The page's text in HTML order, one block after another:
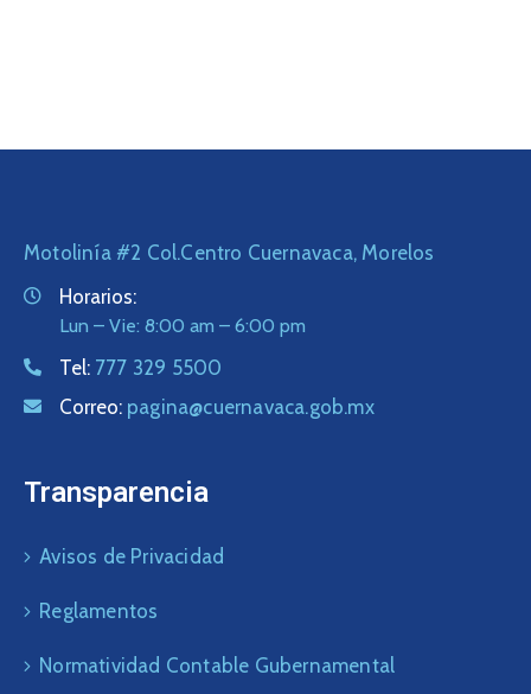
Motolinía #2 Col.Centro Cuernavaca, Morelos
Horarios:
Lun – Vie: 8:00 am – 6:00 pm
Tel: 777 329 5500
Correo: pagina@cuernavaca.gob.mx
Transparencia
Avisos de Privacidad
Reglamentos
Normatividad Contable Gubernamental